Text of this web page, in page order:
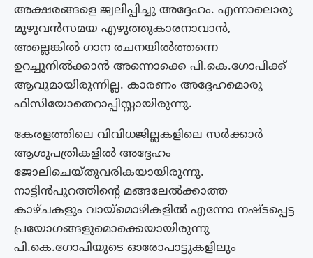
അക്ഷരങ്ങളെ ജ്വലിപ്പിച്ചു അദ്ദേഹം. എന്നാലൊരു
മുഴുവൻസമയ എഴുത്തുകാരനാവാൻ,
അല്ലെങ്കിൽ ഗാന രചനയിൽത്തന്നെ
ഉറച്ചുനിൽക്കാൻ അന്നൊക്കെ പി.കെ.ഗോപിക്ക്
ആവുമായിരുന്നില്ല. കാരണം അദ്ദേഹമൊരു
ഫിസിയോതെറാപ്പിസ്റ്റായിരുന്നു.
കേരളത്തിലെ വിവിധജില്ലകളിലെ സർക്കാർ
ആശുപത്രികളിൽ അദ്ദേഹം
ജോലിചെയ്തുവരികയായിരുന്നു.
നാട്ടിന്‍പുറത്തിന്റെ മങ്ങലേല്‍ക്കാത്ത
കാഴ്ചകളും വായ്‌മൊഴികളില്‍ എന്നോ നഷ്ടപ്പെട്ട
പ്രയോഗങ്ങളുമൊക്കെയായിരുന്നു
പി.കെ.ഗോപിയുടെ ഓരോപാട്ടുകളിലും